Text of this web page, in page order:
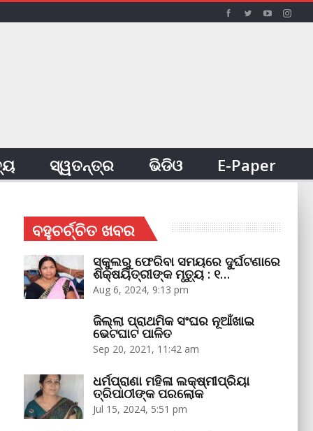
ସ୍ୱତନ୍ତ୍ର ଭିଡିଓ E-Paper
ବହୁଚର୍ଚ୍ଚିତ ଖବର
ସ୍କୁଲରୁ ଫେରିବା ସମୟରେ ଦୁର୍ଘଟଣାରେ
ଶିକ୍ଷୟିତ୍ରୀଙ୍କ ମୃତ୍ୟୁ : ୧…
Aug 6, 2024, 9:13 pm
ଜିଲ୍ଲା ପ୍ରାଥମିକ ସଂଘର ନୂଆଁଖାଇ
ଭେଟଘାଟ ପାଳିତ
Sep 20, 2021, 11:42 am
ଧର୍ମପ୍ରାଣା ମହିଳା ଲକ୍ଷ୍ମୀପ୍ରିୟା
ତ୍ରିପାଠୀଙ୍କ ପରଲୋକ
Jul 15, 2024, 5:51 pm